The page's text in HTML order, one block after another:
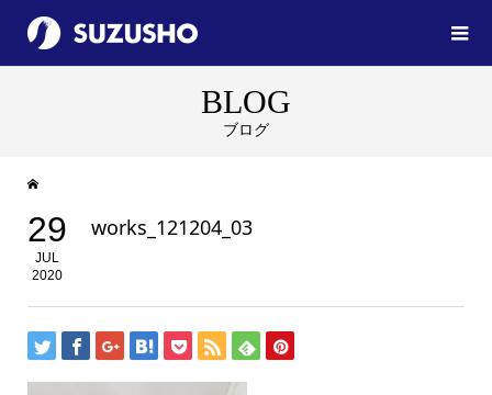
BLOG
ブログ
29
JUL
2020
works_121204_03